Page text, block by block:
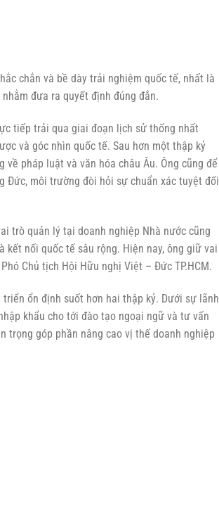
chắn và bề dày trải nghiệm quốc tế, nhất là
nhằm đưa ra quyết định đúng đắn.
tiếp trải qua giai đoạn lịch sử thống nhất
và góc nhìn quốc tế. Sau hơn một thập kỷ
pháp luật và văn hóa châu Âu. Ông cũng để
Đức, môi trường đòi hỏi sự chuẩn xác tuyệt đối
trò quản lý tại doanh nghiệp Nhà nước cũng
kết nối quốc tế sâu rộng. Hiện nay, ông giữ vai
Chủ tịch Hội Hữu nghị Việt – Đức TP.HCM.
ổn định suốt hơn hai thập kỷ. Dưới sự lãnh
khẩu cho tới đào tạo ngoại ngữ và tư vấn
trọng góp phần nâng cao vị thế doanh nghiệp